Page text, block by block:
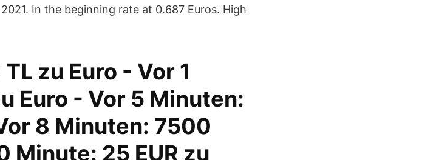
In the beginning rate at 0.687 Euros. High
zu Euro - Vor 1
Euro - Vor 5 Minuten:
8 Minuten: 7500
Minute: 25 EUR zu